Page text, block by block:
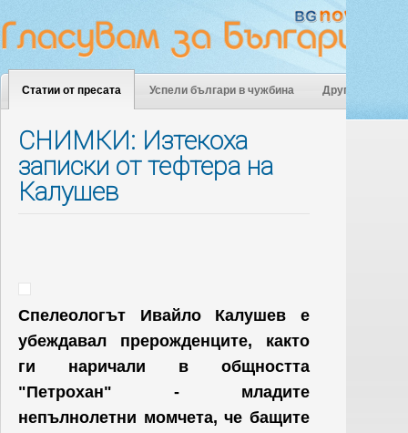
Статии от пресата Успели българи в чужбина Други
СНИМКИ: Изтекоха
записки от тефтера на
Калушев
Спелеологът Ивайло Калушев е
убеждавал прерожденците, както
ги наричали в общността
"Петрохан" - младите
непълнолетни момчета, че бащите